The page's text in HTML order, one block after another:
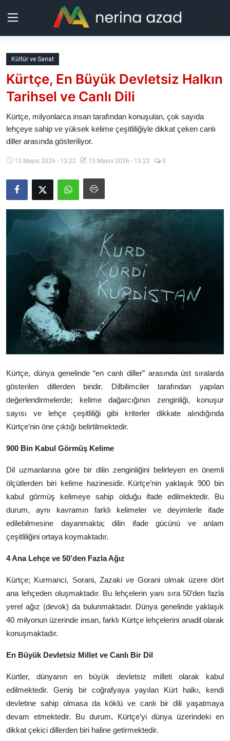
Kurdistan
Bölgeler
Güncel
Analiz
Makaleler
Galeri
Video
Yazarlar
İletişim
Türkçe Kurdi
Kültür ve Sanat
Kürtçe, En Büyük Devletsiz Halkın
Tarihsel ve Canlı Dili
Kürtçe, milyonlarca insan tarafından konuşulan, çok sayıda
lehçeye sahip ve yüksek kelime çeşitliliğiyle dikkat çeken canlı
diller arasında gösteriliyor.
15 Mayıs 2026 - 13:22 15 Mayıs 2026 - 13:22 0
Kürtçe, dünya genelinde “en canlı diller” arasında üst sıralarda
gösterilen dillerden biridir. Dilbilimciler tarafından yapılan
değerlendirmelerde; kelime dağarcığının zenginliği, konuşur
sayısı ve lehçe çeşitliliği gibi kriterler dikkate alındığında
Kürtçe’nin öne çıktığı belirtilmektedir.
900 Bin Kabul Görmüş Kelime
Dil uzmanlarına göre bir dilin zenginliğini belirleyen en önemli
ölçütlerden biri kelime hazinesidir. Kürtçe’nin yaklaşık 900 bin
kabul görmüş kelimeye sahip olduğu ifade edilmektedir. Bu
durum, aynı kavramın farklı kelimeler ve deyimlerle ifade
edilebilmesine dayanmakta; dilin ifade gücünü ve anlam
çeşitliliğini ortaya koymaktadır.
4 Ana Lehçe ve 50’den Fazla Ağız
Kürtçe; Kurmanci, Sorani, Zazaki ve Gorani olmak üzere dört
ana lehçeden oluşmaktadır. Bu lehçelerin yanı sıra 50’den fazla
yerel ağız (devok) da bulunmaktadır. Dünya genelinde yaklaşık
40 milyonun üzerinde insan, farklı Kürtçe lehçelerini anadil olarak
konuşmaktadır.
En Büyük Devletsiz Millet ve Canlı Bir Dil
Kürtler, dünyanın en büyük devletsiz milleti olarak kabul
edilmektedir. Geniş bir coğrafyaya yayılan Kürt halkı, kendi
devletine sahip olmasa da köklü ve canlı bir dili yaşatmaya
devam etmektedir. Bu durum, Kürtçe’yi dünya üzerindeki en
dikkat çekici dillerden biri haline getirmektedir.